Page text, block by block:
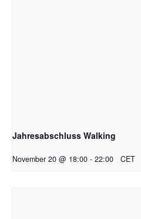
Jahresabschluss Walking
November 20 @ 18:00 - 22:00 CET